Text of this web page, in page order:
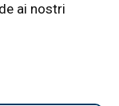
ai nostri